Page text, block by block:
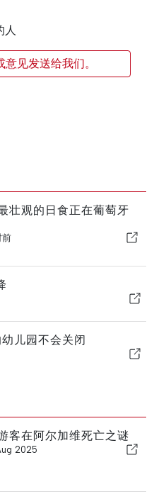
人
见发送给我们。
壮观的日食正在葡萄牙
前
儿园不会关闭
客在阿尔加维死亡之谜
2025